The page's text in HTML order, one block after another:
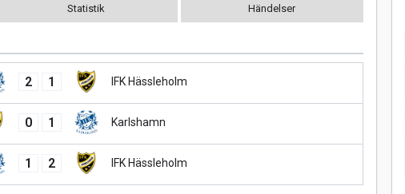
Statistik Händelser
2 1 IFK Hässleholm
0 1 Karlshamn
1 2 IFK Hässleholm